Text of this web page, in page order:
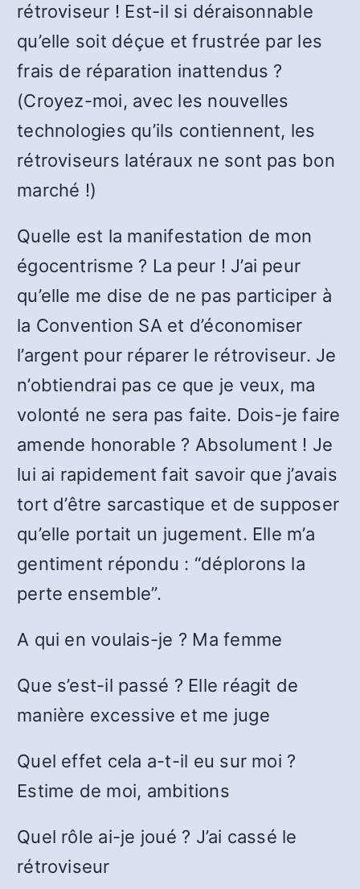
rétroviseur ! Est-il si déraisonnable
qu’elle soit déçue et frustrée par les
frais de réparation inattendus ?
(Croyez-moi, avec les nouvelles
technologies qu’ils contiennent, les
rétroviseurs latéraux ne sont pas bon
marché !)
Quelle est la manifestation de mon
égocentrisme ? La peur ! J’ai peur
qu’elle me dise de ne pas participer à
la Convention SA et d’économiser
l’argent pour réparer le rétroviseur. Je
n’obtiendrai pas ce que je veux, ma
volonté ne sera pas faite. Dois-je faire
amende honorable ? Absolument ! Je
lui ai rapidement fait savoir que j’avais
tort d’être sarcastique et de supposer
qu’elle portait un jugement. Elle m’a
gentiment répondu : “déplorons la
perte ensemble”.
A qui en voulais-je ? Ma femme
Que s’est-il passé ? Elle réagit de
manière excessive et me juge
Quel effet cela a-t-il eu sur moi ?
Estime de moi, ambitions
Quel rôle ai-je joué ? J’ai cassé le
rétroviseur